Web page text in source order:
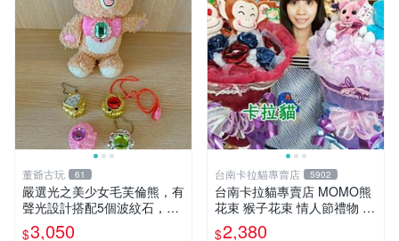
董爺古玩 61
嚴選光之美少女毛芙倫熊，有
聲光設計搭配5個波紋石，成
色完美如圖。爽快附電池，讓
$3,050
台南卡拉貓專賣店 5902
台南卡拉貓專賣店 MOMO熊
花束 猴子花束 情人節禮物 二
選一 可繡字 可今天寄明天到
$2,380